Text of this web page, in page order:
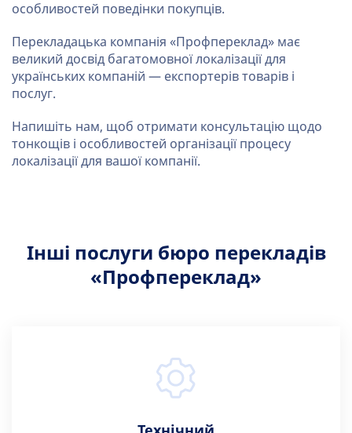
особливостей поведінки покупців.
Перекладацька компанія «Профпереклад» має
великий досвід багатомовної локалізації для
українських компаній — експортерів товарів і
послуг.
Напишіть нам, щоб отримати консультацію щодо
тонкощів і особливостей організації процесу
локалізації для вашої компанії.
Інші послуги бюро перекладів
«Профпереклад»